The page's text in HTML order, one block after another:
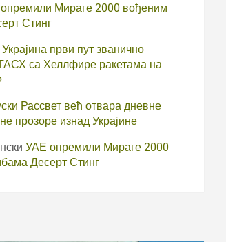
Мираге 2000 вођеним
Стинг
Украјина први пут званично
са Хеллфире ракетама на
Рассвет већ отвара дневне
прозоре изнад Украјине
УАЕ опремили Мираге 2000
Десерт Стинг